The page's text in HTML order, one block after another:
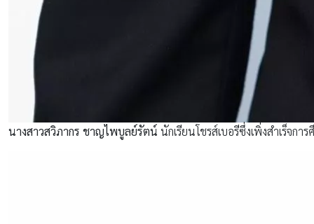
นางสาวสวิภากร ชาญไพบูลย์รัตน์ นักเรียนโชรส์เบอรีซึ่งเพิ่งสำเร็จก